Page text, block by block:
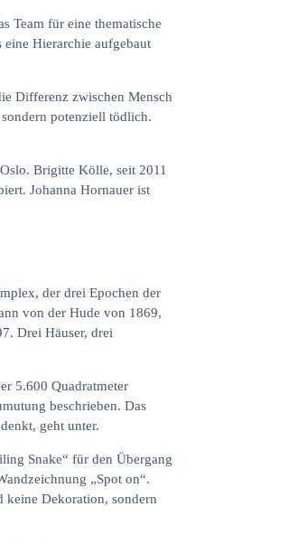
Team für eine thematische
Hierarchie aufgebaut
Differenz zwischen Mensch
potenziell tödlich.
Brigitte Kölle, seit 2011
Johanna Hornauer ist
der drei Epochen der
von der Hude von 1869,
Drei Häuser, drei
5.600 Quadratmeter
beschrieben. Das
geht unter.
Snake“ für den Übergang
„Spot on“.
keine Dekoration, sondern